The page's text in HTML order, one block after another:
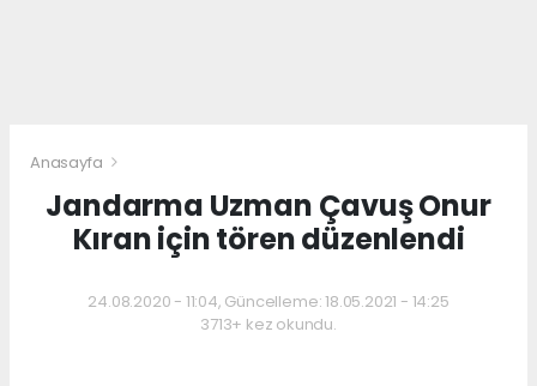
Anasayfa
Jandarma Uzman Çavuş Onur
Kıran için tören düzenlendi
24.08.2020 - 11:04, Güncelleme: 18.05.2021 - 14:25
3713+ kez okundu.